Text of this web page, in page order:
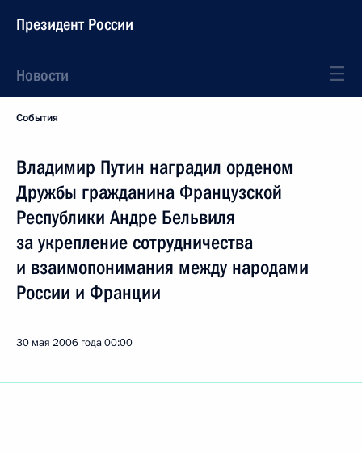
Президент России
Новости
События
Владимир Путин наградил орденом
Дружбы гражданина Французской
Республики Андре Бельвиля
за укрепление сотрудничества
и взаимопонимания между народами
России и Франции
30 мая 2006 года00:00